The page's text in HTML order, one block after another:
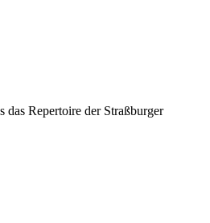
Repertoire der Straßburger